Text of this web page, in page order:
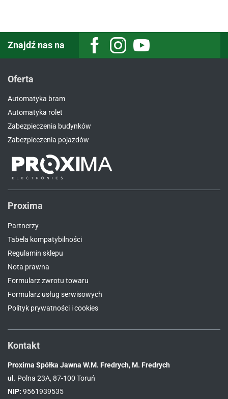
Znajdź nas na FacebookInstagramYoutube
Oferta
Automatyka bram
Automatyka rolet
Zabezpieczenia budynków
Zabezpieczenia pojazdów
Proxima
Partnerzy
Tabela kompatybilności
Regulamin sklepu
Nota prawna
Formularz zwrotu towaru
Formularz usług serwisowych
Polityk prywatności i cookies
Kontakt
Proxima Spółka Jawna W.M. Fredrych, M. Fredrych
ul. Polna 23A, 87-100 Toruń
NIP: 9561939535